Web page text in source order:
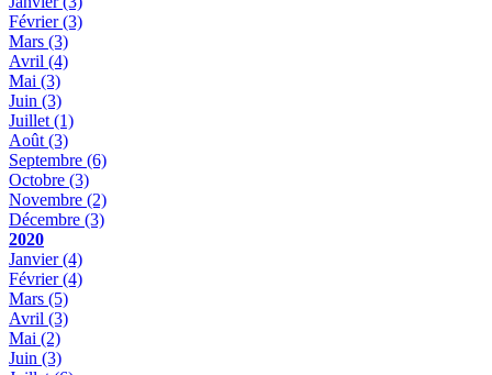
Février(3)
Mars (3)
Avril (4)
Mai (3)
Juin (3)
Juillet (1)
Août (3)
Septembre (6)
Octobre (3)
Novembre (2)
Décembre (3)
2020
Janvier(4)
Février(4)
Mars (5)
Avril (3)
Mai (2)
Juin (3)